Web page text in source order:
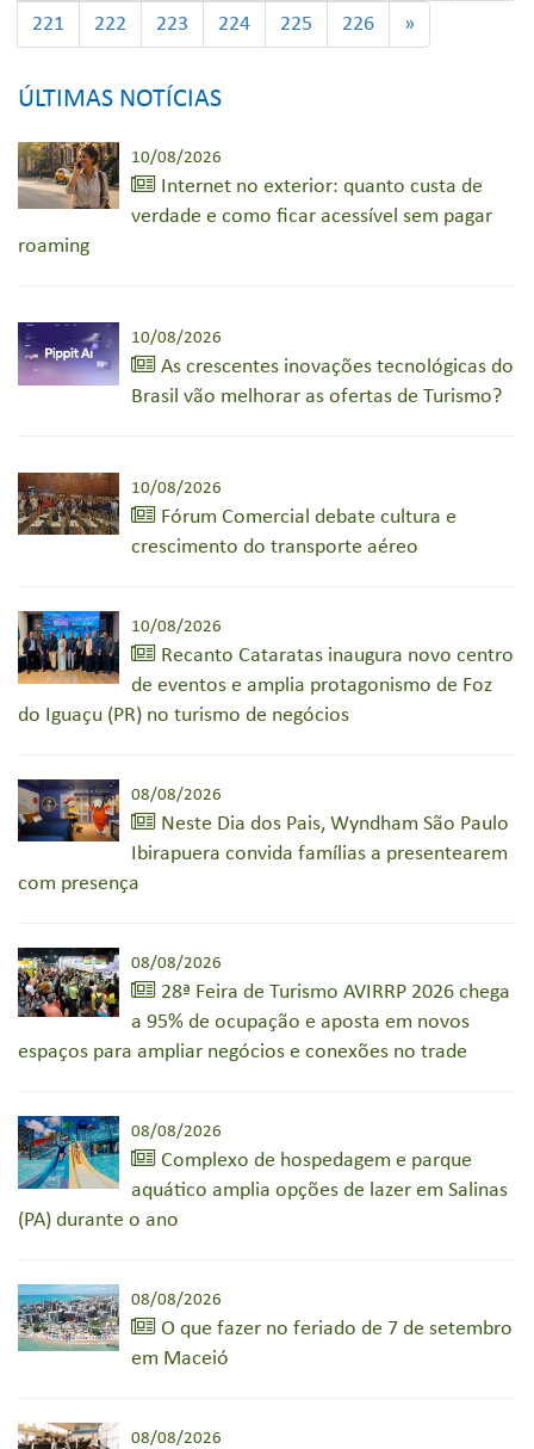
221 222 223 224 225 226 »
ÚLTIMAS NOTÍCIAS
10/08/2026
Internet no exterior: quanto custa de
verdade e como ficar acessível sem pagar
roaming
10/08/2026
As crescentes inovações tecnológicas do
Brasil vão melhorar as ofertas de Turismo?
10/08/2026
Fórum Comercial debate cultura e
crescimento do transporte aéreo
10/08/2026
Recanto Cataratas inaugura novo centro
de eventos e amplia protagonismo de Foz
do Iguaçu (PR) no turismo de negócios
08/08/2026
Neste Dia dos Pais, Wyndham São Paulo
Ibirapuera convida famílias a presentearem
com presença
08/08/2026
28ª Feira de Turismo AVIRRP 2026 chega
a 95% de ocupação e aposta em novos
espaços para ampliar negócios e conexões no trade
08/08/2026
Complexo de hospedagem e parque
aquático amplia opções de lazer em Salinas
(PA) durante o ano
08/08/2026
O que fazer no feriado de 7 de setembro
em Maceió
08/08/2026